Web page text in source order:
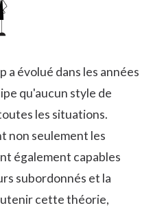
évolué dans les années
qu'aucun style de
les situations.
non seulement les
également capables
subordonnés et la
cette théorie,